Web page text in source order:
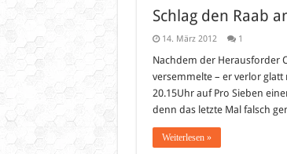
Schlag den Raab
14. März 2012 1
Nachdem der Herausforder
versemmelte – er verlor glatt
20.15Uhr auf Pro Sieben
denn das letzte Mal falsch
Weiterlesen »